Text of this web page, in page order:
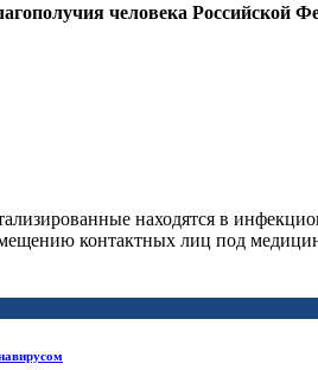
человека Российской
находятся в
контактных лиц под